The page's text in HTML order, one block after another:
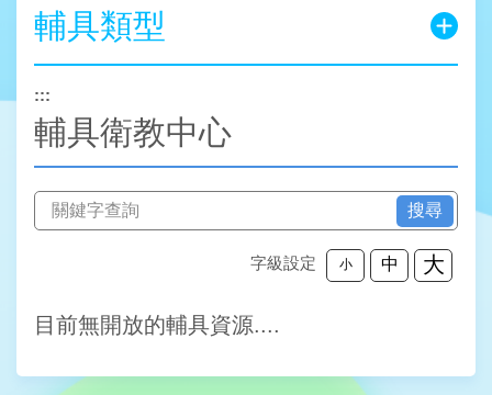
輔具類型
:::
輔具衛教中心
搜尋
字級設定 小 中 大
目前無開放的輔具資源....